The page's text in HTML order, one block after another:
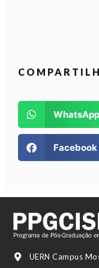
WhatsApp
Facebook
UERN Campus